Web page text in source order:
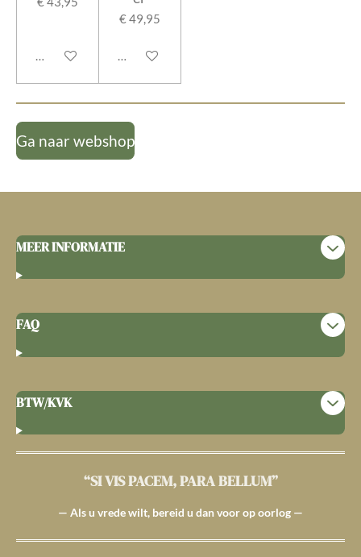
In winkelwagen
€ 49,95
In winkelwagen
Ga naar webshop
MEER INFORMATIE
FAQ
BTW/KVK
“SI VIS PACEM, PARA BELLUM”
— Als u vrede wilt, bereid u dan voor op oorlog —